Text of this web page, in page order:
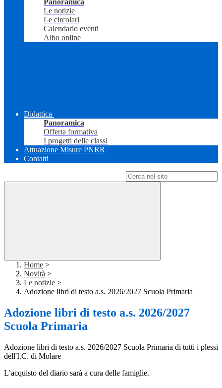
Panoramica
Le notizie
Le circolari
Calendario eventi
Albo online
Didattica
Panoramica
Offerta formativa
I progetti delle classi
Attuazione Misure PNRR
Contatti
Home >
Novità >
Le notizie >
Adozione libri di testo a.s. 2026/2027 Scuola Primaria
Adozione libri di testo a.s. 2026/2027
Scuola Primaria
Adozione libri di testo a.s. 2026/2027 Scuola Primaria di tutti i plessi
dell'I.C. di Molare
L’acquisto del diario sarà a cura delle famiglie.